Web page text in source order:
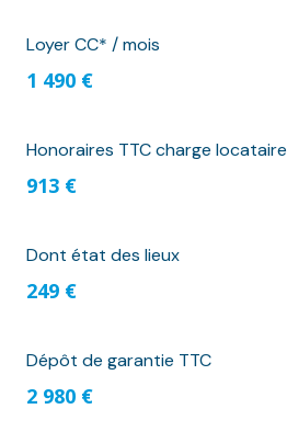
Loyer CC* / mois
1 490 €
Honoraires TTC charge locataire
913 €
Dont état des lieux
249 €
Dépôt de garantie TTC
2 980 €